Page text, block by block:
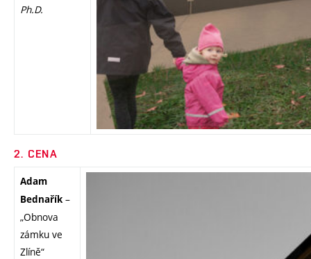
Ph.D.
2. CENA
Adam
Bednařík –
„Obnova
zámku ve
Zlíně“